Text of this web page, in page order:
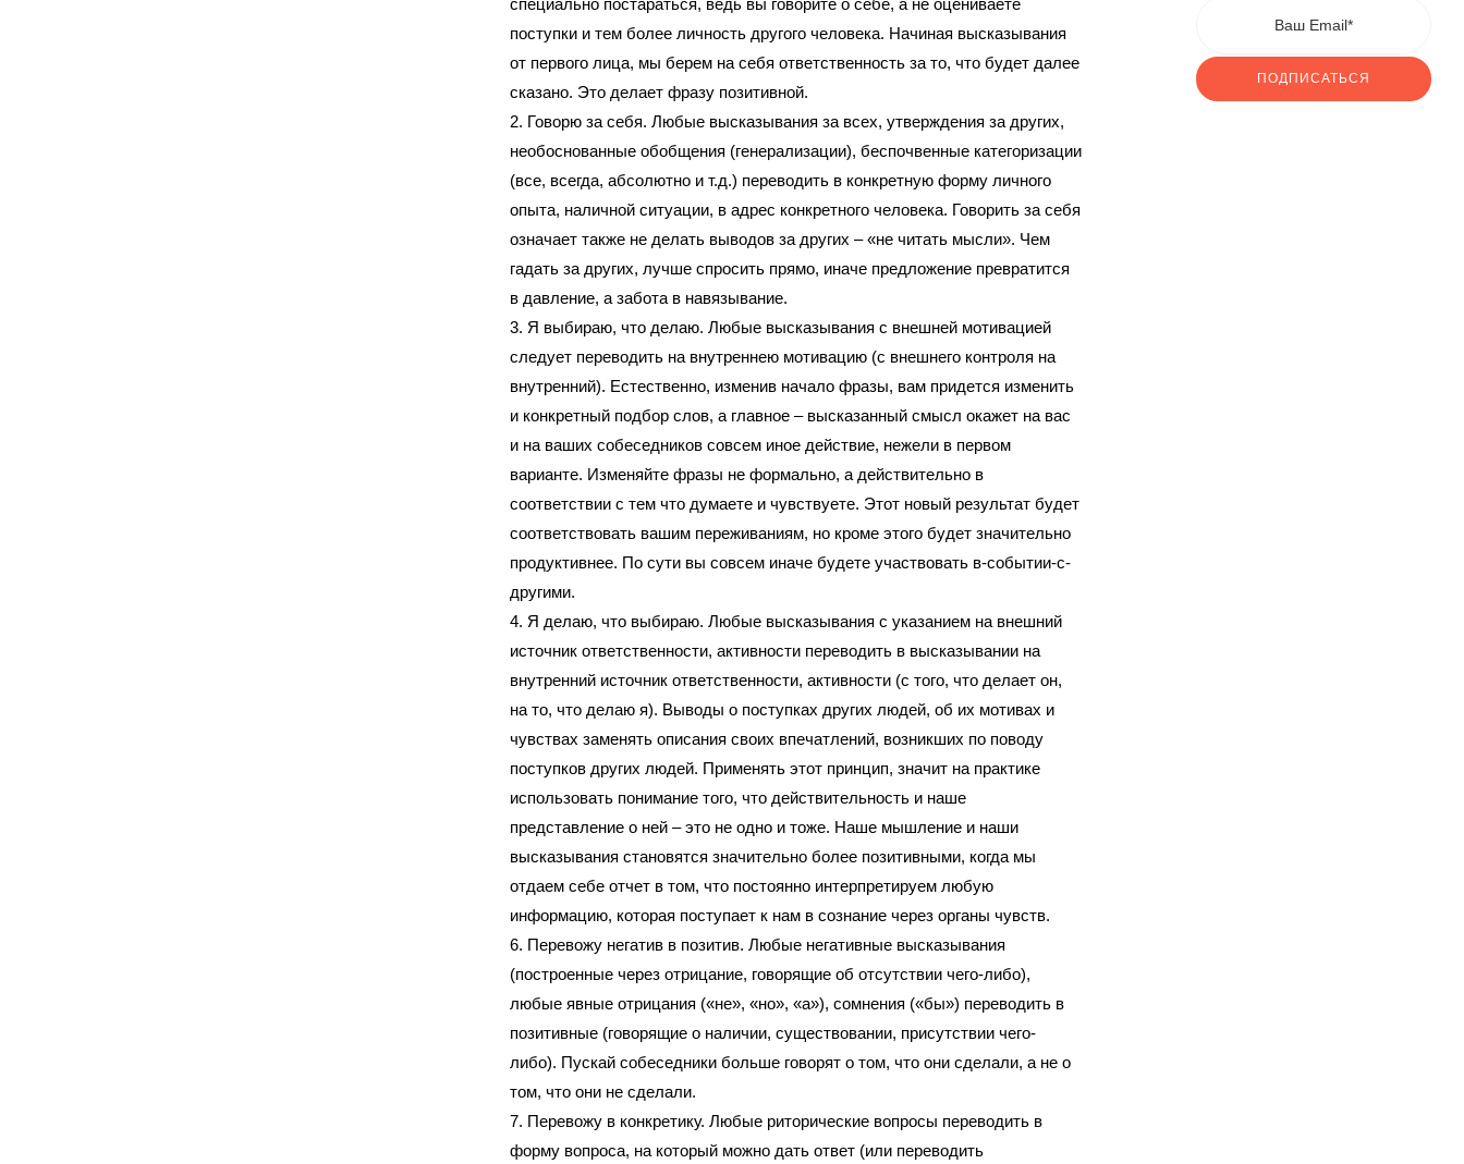
специально постараться, ведь вы говорите о себе, а не оцениваете
поступки и тем более личность другого человека. Начиная высказывания
от первого лица, мы берем на себя ответственность за то, что будет далее
сказано. Это делает фразу позитивной.
2. Говорю за себя. Любые высказывания за всех, утверждения за других,
необоснованные обобщения (генерализации), беспочвенные категоризации
(все, всегда, абсолютно и т.д.) переводить в конкретную форму личного
опыта, наличной ситуации, в адрес конкретного человека. Говорить за себя
означает также не делать выводов за других – «не читать мысли». Чем
гадать за других, лучше спросить прямо, иначе предложение превратится
в давление, а забота в навязывание.
3. Я выбираю, что делаю. Любые высказывания с внешней мотивацией
следует переводить на внутреннею мотивацию (с внешнего контроля на
внутренний). Естественно, изменив начало фразы, вам придется изменить
и конкретный подбор слов, а главное – высказанный смысл окажет на вас
и на ваших собеседников совсем иное действие, нежели в первом
варианте. Изменяйте фразы не формально, а действительно в
соответствии с тем что думаете и чувствуете. Этот новый результат будет
соответствовать вашим переживаниям, но кроме этого будет значительно
продуктивнее. По сути вы совсем иначе будете участвовать в-событии-с-
другими.
4. Я делаю, что выбираю. Любые высказывания с указанием на внешний
источник ответственности, активности переводить в высказывании на
внутренний источник ответственности, активности (с того, что делает он,
на то, что делаю я). Выводы о поступках других людей, об их мотивах и
чувствах заменять описания своих впечатлений, возникших по поводу
поступков других людей. Применять этот принцип, значит на практике
использовать понимание того, что действительность и наше
представление о ней – это не одно и тоже. Наше мышление и наши
высказывания становятся значительно более позитивными, когда мы
отдаем себе отчет в том, что постоянно интерпретируем любую
информацию, которая поступает к нам в сознание через органы чувств.
6. Перевожу негатив в позитив. Любые негативные высказывания
(построенные через отрицание, говорящие об отсутствии чего-либо),
любые явные отрицания («не», «но», «а»), сомнения («бы») переводить в
позитивные (говорящие о наличии, существовании, присутствии чего-
либо). Пускай собеседники больше говорят о том, что они сделали, а не о
том, что они не сделали.
7. Перевожу в конкретику. Любые риторические вопросы переводить в
форму вопроса, на который можно дать ответ (или переводить
ПОДПИСАТЬСЯ